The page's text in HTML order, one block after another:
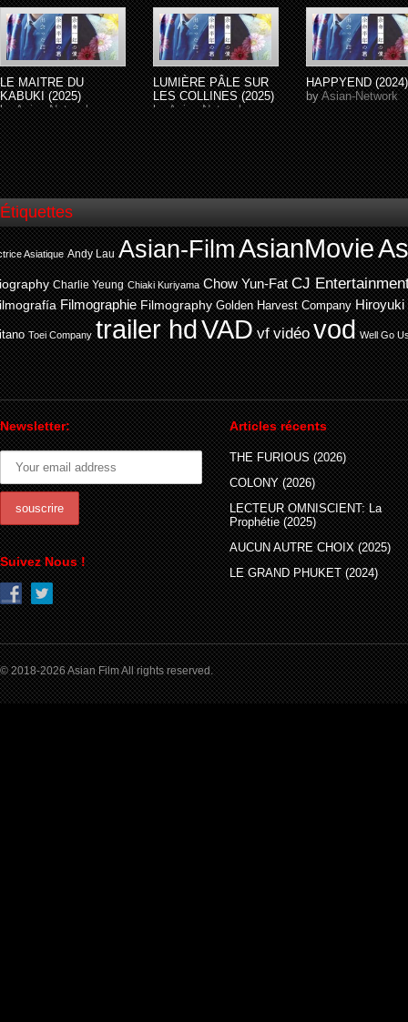
LE MAITRE DU
KABUKI (2025)
byAsian-Network
LUMIÈRE PÂLE SUR
LES COLLINES (2025)
byAsian-Network
HAPPYEND (2024)
byAsian-Network
Étiquettes
Asiatique Andy Lau Asian-FilmAsianMovie
Charlie Yeung Chiaki Kuriyama Chow Yun-Fat CJ
Filmographie Filmography Golden Harvest Company Hiroyuki
Toei Company trailer hdVAD vf vidéo vod Well Go
Newsletter:
Suivez Nous !
Articles récents
THE FURIOUS (2026)
COLONY (2026)
LECTEUR OMNISCIENT: La
Prophétie (2025)
AUCUN AUTRE CHOIX (2025)
LE GRAND PHUKET (2024)
© 2018-2026 Asian Film All rights reserved.